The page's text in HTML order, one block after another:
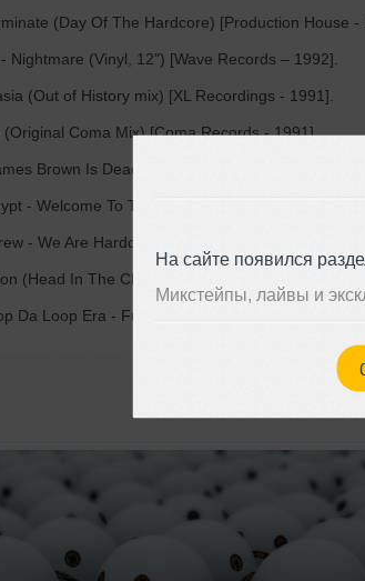
На сайте появился
Микстейпы, лайвы и
(Day Of The Hardcore) [Production House -
Nightmare (Vinyl, 12") [Wave Records – 1992].
(Out of History mix) [XL Recordings - 1991].
(Original Coma Mix) [Coma Records - 1991].
Brown Is Dead (Original Mix) [Bounce Records
- Welcome To The Future Parts 1&2 (Dhax
- We Are Hardcore (Vinyl, 12") [Production
(Head In The Clouds) (Vinyl, 12") [Animalized –
Da Loop Era - Further Out (The Far Out Remix)